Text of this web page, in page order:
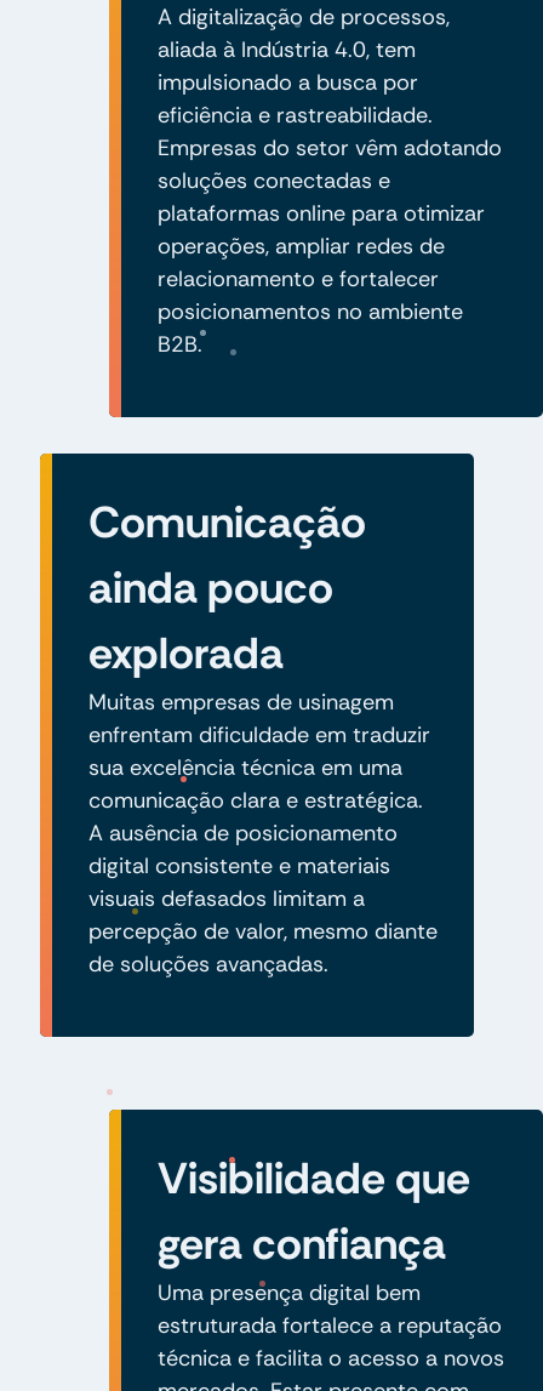
A digitalização de processos,
aliada à Indústria 4.0, tem
impulsionado a busca por
eficiência e rastreabilidade.
Empresas do setor vêm adotando
soluções conectadas e
plataformas online para otimizar
operações, ampliar redes de
relacionamento e fortalecer
posicionamentos no ambiente
B2B.
Comunicação
ainda pouco
explorada
Muitas empresas de usinagem
enfrentam dificuldade em traduzir
sua excelência técnica em uma
comunicação clara e estratégica.
A ausência de posicionamento
digital consistente e materiais
visuais defasados limitam a
percepção de valor, mesmo diante
de soluções avançadas.
Visibilidade que
gera confiança
Uma presença digital bem
estruturada fortalece a reputação
técnica e facilita o acesso a novos